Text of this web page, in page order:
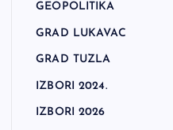
GEOPOLITIKA
GRAD LUKAVAC
GRAD TUZLA
IZBORI 2024.
IZBORI 2026